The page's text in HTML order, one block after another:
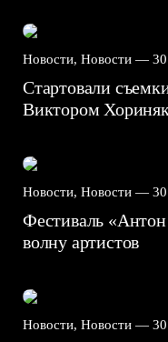
Новости, Новости —
Стартовали
Виктором
Новости, Новости —
Фестиваль
волну артистов
Новости, Новости —